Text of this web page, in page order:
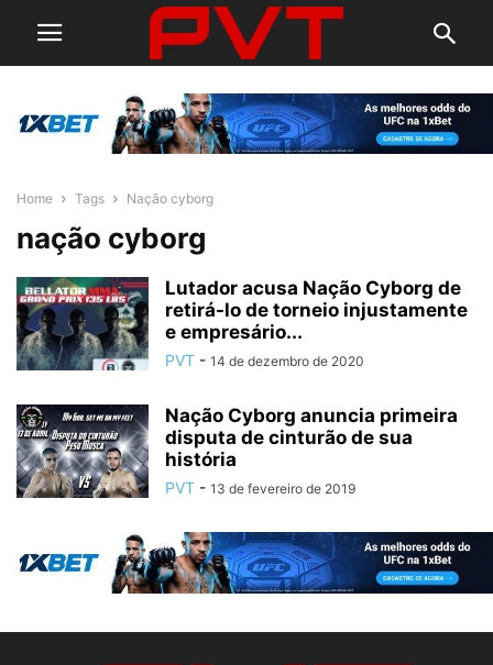
Home Tags Nação cyborg
nação cyborg
Lutador acusa Nação Cyborg de
retirá-lo de torneio injustamente
e empresário...
PVT - 14 de dezembro de 2020
Nação Cyborg anuncia primeira
disputa de cinturão de sua
história
PVT - 13 de fevereiro de 2019